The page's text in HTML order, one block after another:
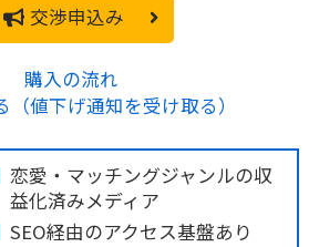
交渉申込み
購入の流れ
（値下げ通知を受け取る）
恋愛・マッチングジャンルの収
益化済みメディア
SEO経由のアクセス基盤あり